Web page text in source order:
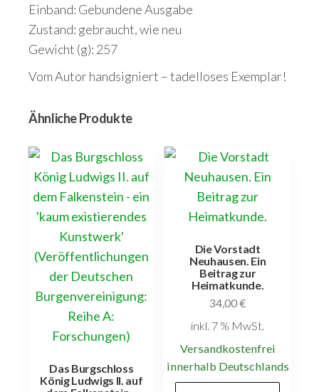
Einband: Gebundene Ausgabe
Zustand: gebraucht, wie neu
Gewicht (g): 257
Vom Autor handsigniert – tadelloses Exemplar!
Ähnliche Produkte
Das Burgschloss
König Ludwigs II. auf
Die Vorstadt
Neuhausen. Ein
Beitrag zur
Heimatkunde.
34,00€
inkl. 7 % MwSt.
Versandkostenfrei
innerhalb Deutschlands